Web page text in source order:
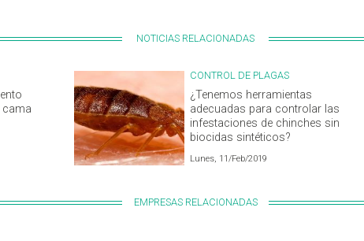
NOTICIAS RELACIONADAS
cama
CONTROL DE PLAGAS
¿Tenemos herramientas
adecuadas para controlar las
infestaciones de chinches sin
biocidas sintéticos?
Lunes, 11/Feb/2019
EMPRESAS RELACIONADAS